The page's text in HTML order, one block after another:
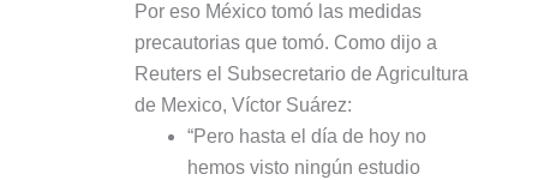
Por eso México tomó las medidas
precautorias que tomó. Como dijo a
Reuters el Subsecretario de Agricultura
de Mexico, Víctor Suárez:
“Pero hasta el día de hoy no
hemos visto ningún estudio